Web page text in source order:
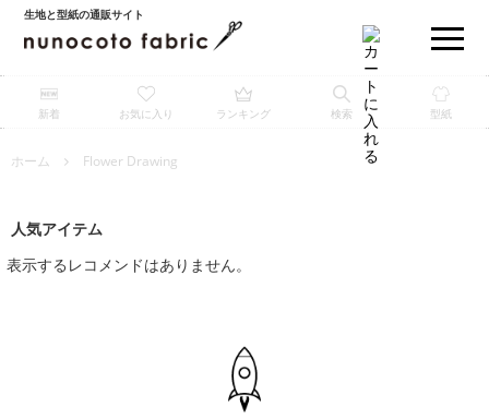
生地と型紙の通販サイト
新着 お気に入り ランキング 検索 型紙
ホーム Flower Drawing
人気アイテム
表示するレコメンドはありません。